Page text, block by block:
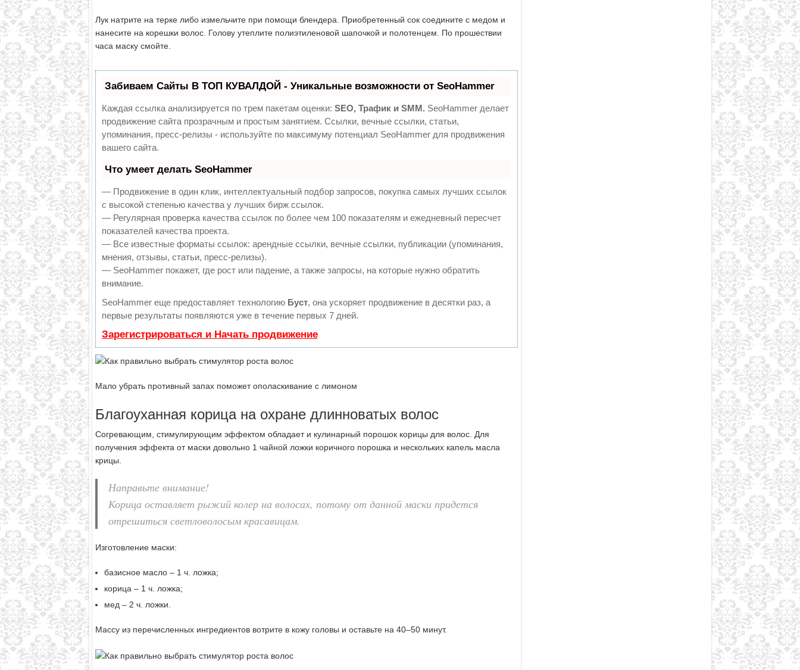
Лук натрите на терке либо измельчите при помощи блендера. Приобретенный сок соедините с медом и
нанесите на корешки волос. Голову утеплите полиэтиленовой шапочкой и полотенцем. По прошествии
часа маску смойте.
Забиваем Сайты В ТОП КУВАЛДОЙ - Уникальные возможности от SeoHammer
Каждая ссылка анализируется по трем пакетам оценки: SEO, Трафик и SMM. SeoHammer делает
продвижение сайта прозрачным и простым занятием. Ссылки, вечные ссылки, статьи,
упоминания, пресс-релизы - используйте по максимуму потенциал SeoHammer для продвижения
вашего сайта.
Что умеет делать SeoHammer
— Продвижение в один клик, интеллектуальный подбор запросов, покупка самых лучших ссылок
с высокой степенью качества у лучших бирж ссылок.
— Регулярная проверка качества ссылок по более чем 100 показателям и ежедневный пересчет
показателей качества проекта.
— Все известные форматы ссылок: арендные ссылки, вечные ссылки, публикации (упоминания,
мнения, отзывы, статьи, пресс-релизы).
— SeoHammer покажет, где рост или падение, а также запросы, на которые нужно обратить
внимание.
SeoHammer еще предоставляет технологию Буст, она ускоряет продвижение в десятки раз, а
первые результаты появляются уже в течение первых 7 дней.
Зарегистрироваться и Начать продвижение
Мало убрать противный запах поможет ополаскивание с лимоном
Благоуханная корица на охране длинноватых волос
Согревающим, стимулирующим эффектом обладает и кулинарный порошок корицы для волос. Для
получения эффекта от маски довольно 1 чайной ложки коричного порошка и нескольких капель масла
крицы.
Направьте внимание!
Корица оставляет рыжий колер на волосах, потому от данной маски придется
отрешиться светловолосым красавицам.
Изготовление маски:
базисное масло – 1 ч. ложка;
корица – 1 ч. ложка;
мед – 2 ч. ложки.
Массу из перечисленных ингредиентов вотрите в кожу головы и оставьте на 40–50 минут.